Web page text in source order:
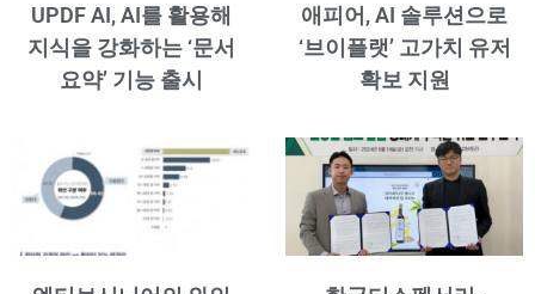
UPDF AI, AI를 활용해
지식을 강화하는 ‘문서
요약’ 기능 출시
애피어, AI 솔루션으로
‘브이플랫’ 고가치 유저
확보 지원